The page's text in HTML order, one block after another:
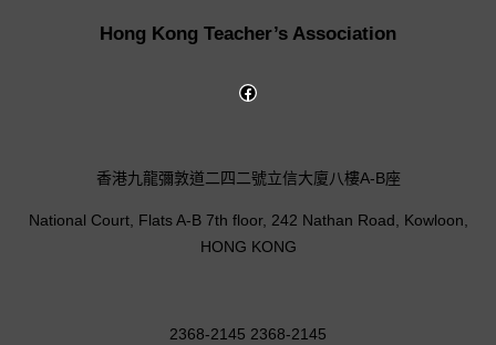
Hong Kong Teacher’s Association
香港九龍彌敦道二四二號立信大廈八樓A-B座
National Court, Flats A-B 7th floor, 242 Nathan Road, Kowloon,
HONG KONG
2368-2145 2368-2145